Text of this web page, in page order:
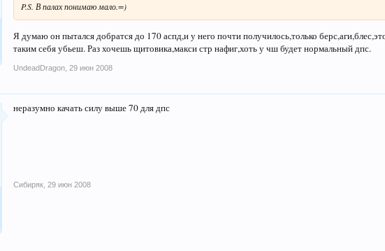
P.S. В палах понимаю мало.=)
Я думаю он пытался добратся до 170 аспд,и у него почти получилось,только
таким себя убьеш. Раз хочешь щитовика,макси стр нафиг,хоть у чш будет нормальный дпс.
UndeadDragon 29 июн 2008
неразумно качать силу выше 70 для дпс
Сибиряк 29 июн 2008